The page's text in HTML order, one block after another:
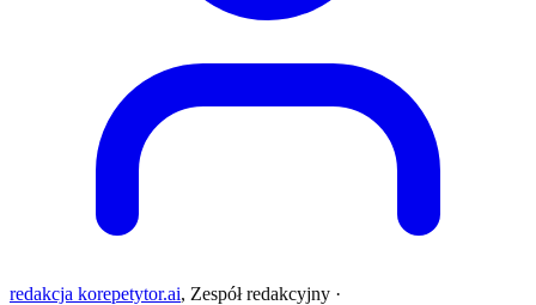
redakcja korepetytor.ai, Zespół redakcyjny ·